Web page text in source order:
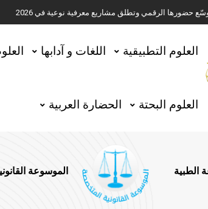
حضورها الرقمي وتطلق مشاريع معرفية نوعية في 2026
العالمي للغة العربية 2025
مدير عام لهيئة الموسوعة العربية
وزيرا للثقافة
من موسوعة الآثار في سورية
العلوم التطبيقية اللغات و آدابها
العلوم البحتة الحضارة العربية
الطبية الموسوعة